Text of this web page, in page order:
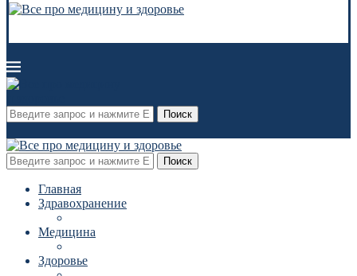
Поиск
Поиск
Главная
Здравохранение
Медицина
Здоровье